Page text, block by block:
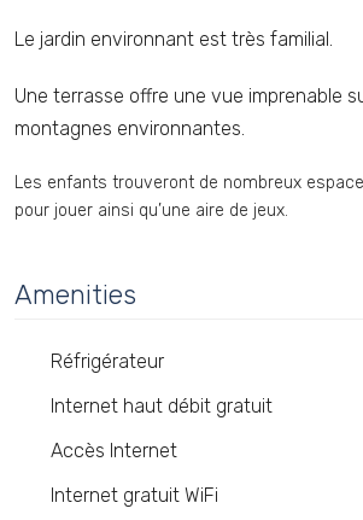
Le jardin environnant est très familial.
Une terrasse offre une vue imprenable
montagnes environnantes.
Les enfants trouveront de nombreux
pour jouer ainsi qu’une aire de jeux.
Amenities
Réfrigérateur
Internet haut débit gratuit
Accès Internet
Internet gratuit WiFi